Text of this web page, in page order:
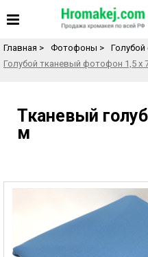
Назад в каталог товаров
Главная > Фотофоны >
Голубой тканевый фотофон 1,5 х
Тканевый
м